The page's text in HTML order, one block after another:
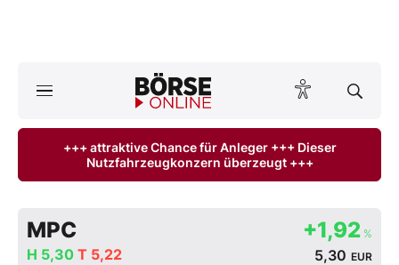
ktuelle Ausgabe BÖRSE ONLINE lesen
Finanz-Check
+++ attraktive Chance für Anleger +++ Dieser
Nutzfahrzeugkonzern überzeugt +++
MPC +1,92 %
5,30 EUR
H 5,30 T 5,22